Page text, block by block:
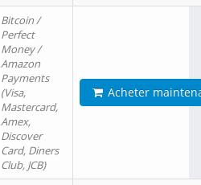
Bitcoin /
Perfect
Money /
Amazon
Payments
(Visa,
Mastercard,
Amex,
Discover
Card, Diners
Club, JCB)
Acheter